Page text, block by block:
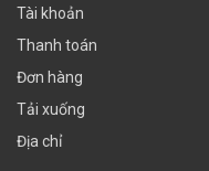
Tài khoản
Thanh toán
Đơn hàng
Tải xuống
Địa chỉ